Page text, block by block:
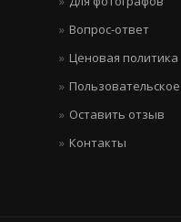
Вопрос-ответ
Ценовая политика
Оставить отзыв
Контакты